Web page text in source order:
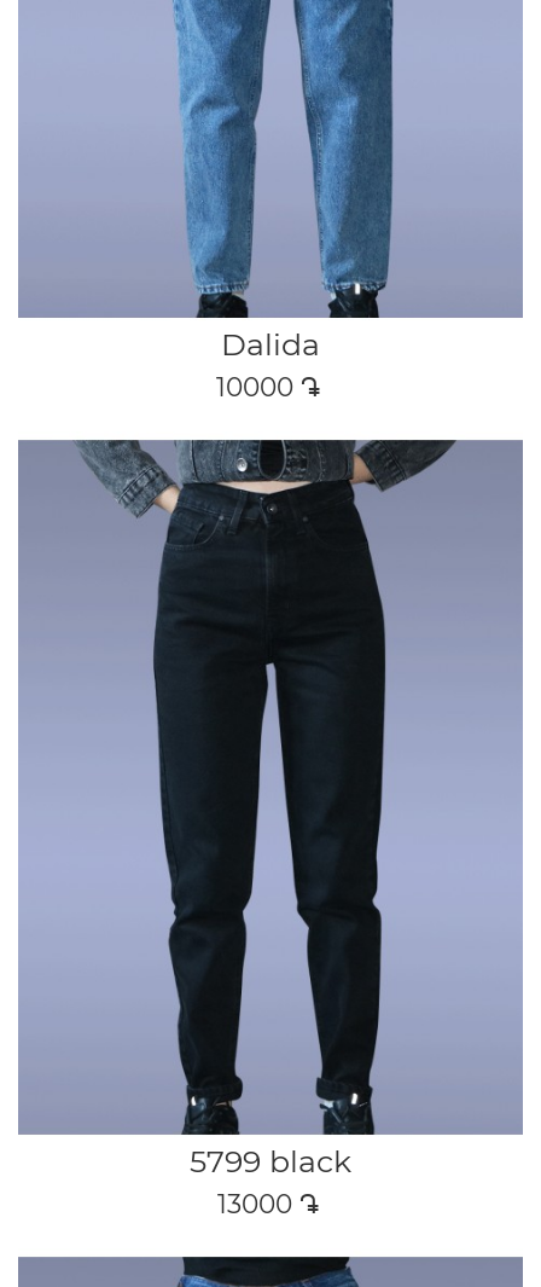
Dalida
10000 դր․
5799 black
13000 դր․